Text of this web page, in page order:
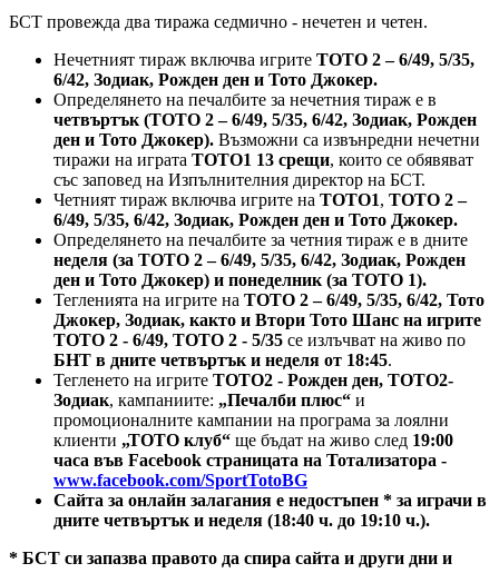
БСТ провежда два тиража седмично - нечетен и четен.
Нечетният тираж включва игрите ТОТО 2 – 6/49, 5/35,
6/42, Зодиак, Рожден ден и Тото Джокер.
Определянето на печалбите за нечетния тираж е в
четвъртък (ТОТО 2 – 6/49, 5/35, 6/42, Зодиак, Рожден
ден и Тото Джокер). Възможни са извънредни нечетни
тиражи на играта ТОТО1 13 срещи, които се обявяват
със заповед на Изпълнителния директор на БСТ.
Четният тираж включва игрите на ТОТО1, ТОТО 2 –
6/49, 5/35, 6/42, Зодиак, Рожден ден и Тото Джокер.
Определянето на печалбите за четния тираж е в дните
неделя (за ТОТО 2 – 6/49, 5/35, 6/42, Зодиак, Рожден
ден и Тото Джокер) и понеделник (за ТОТО 1).
Тегленията на игрите на ТОТО 2 – 6/49, 5/35, 6/42, Тото
Джокер, Зодиак, както и Втори Тото Шанс на игрите
ТОТО 2 - 6/49, ТОТО 2 - 5/35 се излъчват на живо по
БНТ в дните четвъртък и неделя от 18:45.
Тегленето на игрите ТОТО2 - Рожден ден, ТОТО2-
Зодиак, кампаниите: „Печалби плюс“ и
промоционалните кампании на програма за лоялни
клиенти „ТОТО клуб“ ще бъдат на живо след 19:00
часа във Facebook страницата на Тотализатора -
www.facebook.com/SportTotoBG
Сайта за онлайн залагания е недостъпен * за играчи в
дните четвъртък и неделя (18:40 ч. до 19:10 ч.).
* БСТ си запазва правото да спира сайта и други дни и